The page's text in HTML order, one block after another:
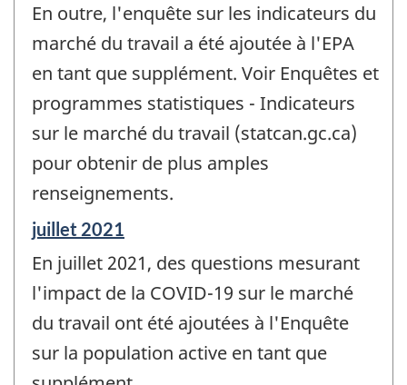
En outre, l'enquête sur les indicateurs du
marché du travail a été ajoutée à l'EPA
en tant que supplément. Voir Enquêtes et
programmes statistiques - Indicateurs
sur le marché du travail (statcan.gc.ca)
pour obtenir de plus amples
renseignements.
Période
référence
de
changement
-
juillet 2021
En juillet 2021, des questions mesurant
l'impact de la COVID-19 sur le marché
du travail ont été ajoutées à l'Enquête
sur la population active en tant que